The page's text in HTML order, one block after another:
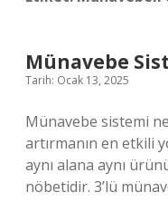
Münavebe
Tarih: Ocak 13, 2025
Münavebe sistemi
artırmanın en etkili
aynı alana aynı
nöbetidir. 3’lü